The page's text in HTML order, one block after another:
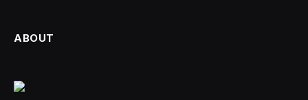
ABOUT